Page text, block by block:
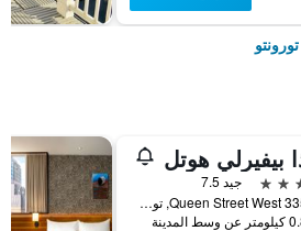
بيفيرلي هوتل
جيد 7.5
335 Queen Street West, تورونتو, ON, كندا
وسط المدينة